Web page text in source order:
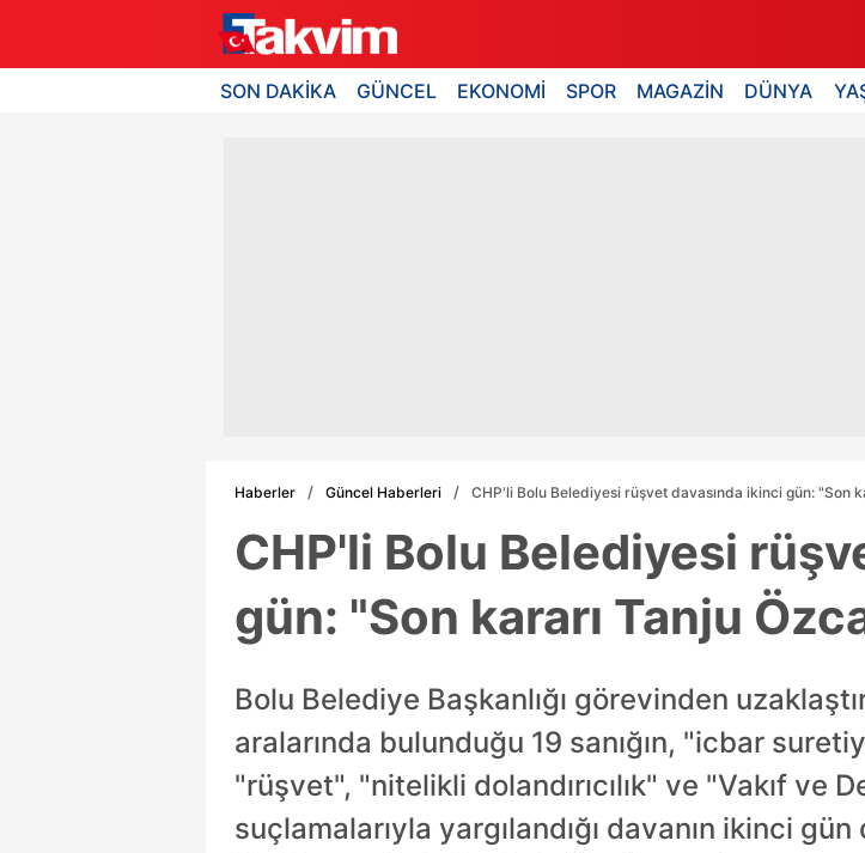
SON DAKİKA GÜNCEL EKONOMİ SPOR MAGAZİN DÜNYA
Haberler Güncel Haberleri CHP'li Bolu Belediyesi rüşvet davasında ikinci gün: "Son
CHP'li Bolu Belediyesi
gün: "Son kararı Tanju
Bolu Belediye Başkanlığı görevinden
aralarında bulunduğu 19 sanığın, "icbar
"rüşvet", "nitelikli dolandırıcılık" ve "Vakıf ve
suçlamalarıyla yargılandığı davanın ikinci